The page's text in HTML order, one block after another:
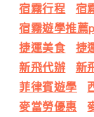
宿霧行程
宿
宿霧遊學推薦
捷運美食
捷
新飛代辦
新
菲律賓遊學
麥當勞優惠